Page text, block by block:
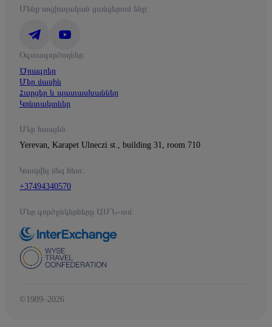
Մենք սոցիալական ցանցերում ենք:
Օգտագործողներ:
Ծրագրեր
Մեր մասին
Հարցեր և պատասխաններ
Կոնտակտներ
Մեր հասցեն:
Yerevan, Karapet Ulneczi st., building 31, room 710
Կապվել մեզ հետ:
+37494340570
Մեր գործընկերները ԱՄՆ-ում:
©1989–2026